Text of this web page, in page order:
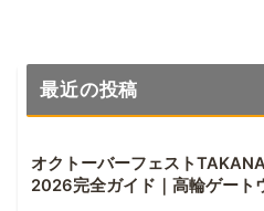
最近の投稿
オクトーバーフェスト
2026完全ガイド｜高輪ゲート